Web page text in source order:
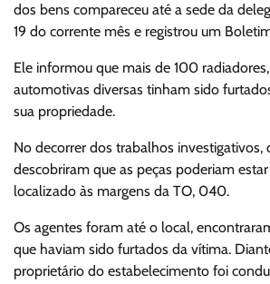
dos bens compareceu até a sede da
19 do corrente mês e registrou um
Ele informou que mais de 100
automotivas diversas tinham sido
sua propriedade.
No decorrer dos trabalhos investigativos,
descobriram que as peças poderiam
localizado às margens da TO, 040.
Os agentes foram até o local,
que haviam sido furtados da vítima.
proprietário do estabelecimento foi